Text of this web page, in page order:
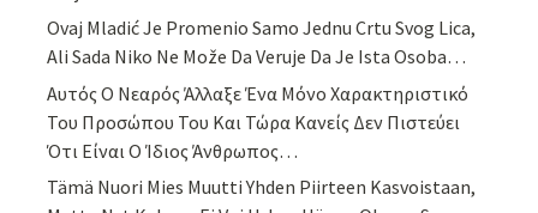
Ovaj Mladić Je Promenio Samo Jednu Crtu Svog Lica,
Ali Sada Niko Ne Može Da Veruje Da Je Ista Osoba…
Αυτός Ο Νεαρός Άλλαξε Ένα Μόνο Χαρακτηριστικό
Του Προσώπου Του Και Τώρα Κανείς Δεν Πιστεύει
Ότι Είναι Ο Ίδιος Άνθρωπος…
Tämä Nuori Mies Muutti Yhden Piirteen Kasvoistaan,